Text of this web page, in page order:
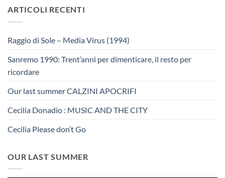
ARTICOLI RECENTI
Raggio di Sole – Media Virus (1994)
Sanremo 1990: Trent’anni per dimenticare, il resto per
ricordare
Our last summer CALZINI APOCRIFI
Cecilia Donadio : MUSIC AND THE CITY
Cecilia Please don’t Go
OUR LAST SUMMER